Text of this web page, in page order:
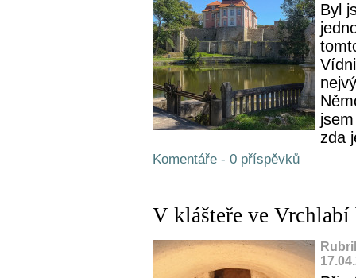
Byl
zda
Komentáře - 0 příspěvků
V klášteře ve